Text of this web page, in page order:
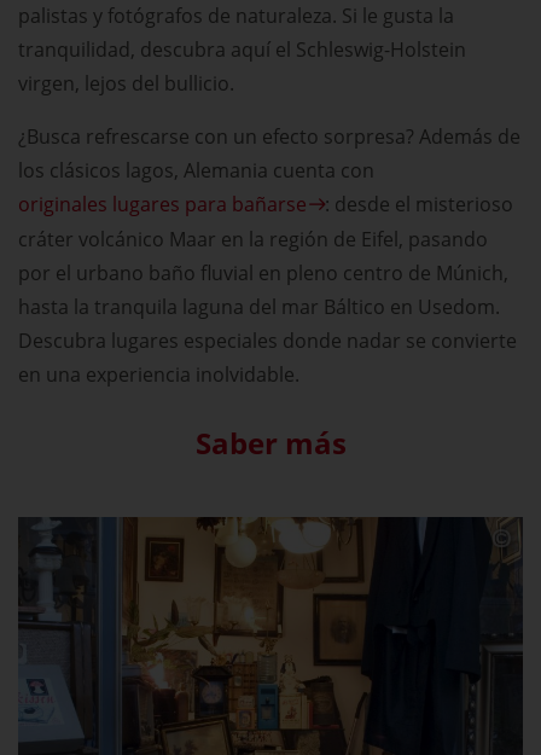
palistas y fotógrafos de naturaleza. Si le gusta la
tranquilidad, descubra aquí el Schleswig-Holstein
virgen, lejos del bullicio.
¿Busca refrescarse con un efecto sorpresa? Además de
los clásicos lagos, Alemania cuenta con
originales lugares para bañarse
: desde el misterioso
cráter volcánico Maar en la región de Eifel, pasando
por el urbano baño fluvial en pleno centro de Múnich,
hasta la tranquila laguna del mar Báltico en Usedom.
Descubra lugares especiales donde nadar se convierte
en una experiencia inolvidable.
Saber más